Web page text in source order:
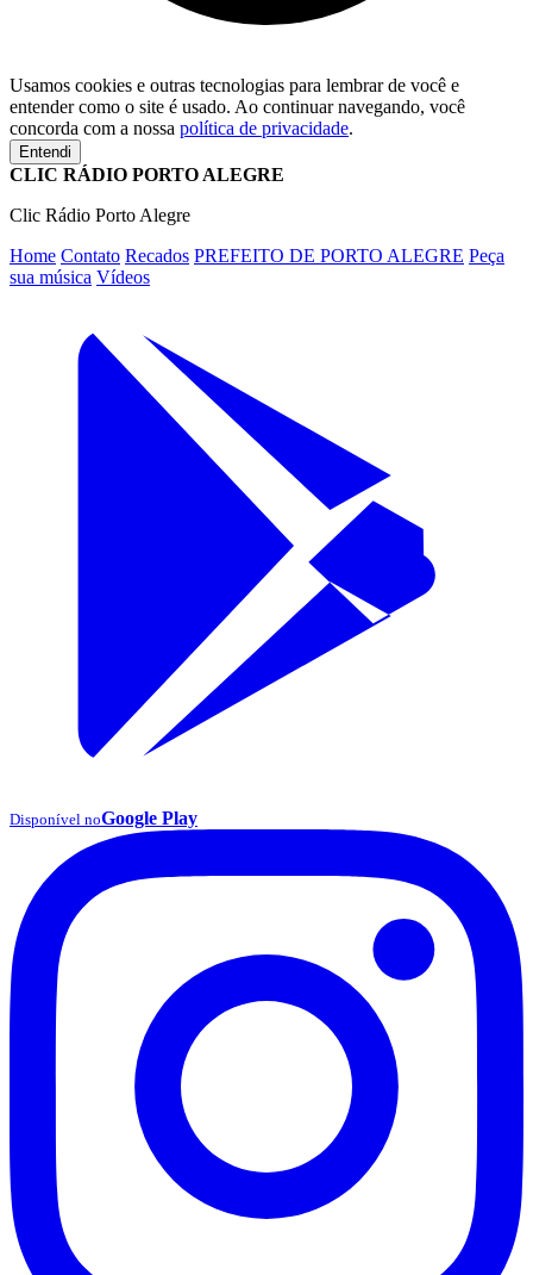
Usamos cookies e outras tecnologias para lembrar de você e
entender como o site é usado. Ao continuar navegando, você
concorda com a nossa política de privacidade.
Entendi
CLIC RÁDIO PORTO ALEGRE
Clic Rádio Porto Alegre
Home Contato Recados PREFEITO DE PORTO ALEGRE Peça
sua música Vídeos
Disponível noGoogle Play